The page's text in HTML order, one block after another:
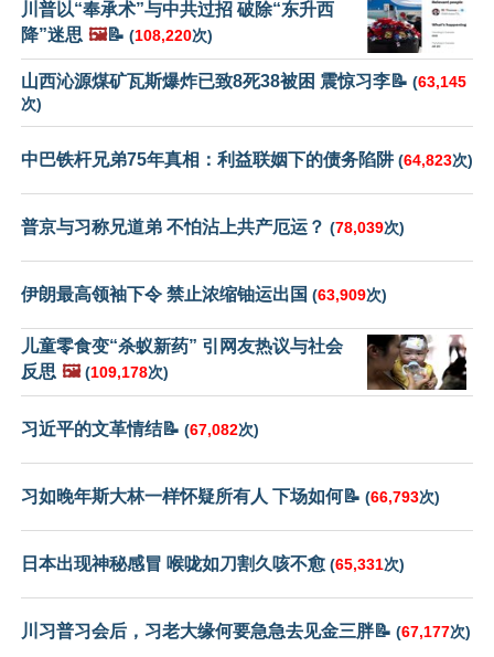
川普以“奉承术”与中共过招 破除“东升西
降”迷思 🖼️📝 (108,220次)
山西沁源煤矿瓦斯爆炸已致8死38被困 震惊习李📝 (63,145
次)
中巴铁杆兄弟75年真相：利益联姻下的债务陷阱(64,823次)
普京与习称兄道弟 不怕沾上共产厄运？ (78,039次)
伊朗最高领袖下令 禁止浓缩铀运出国 (63,909次)
儿童零食变“杀蚁新药” 引网友热议与社会
反思 🖼️ (109,178次)
习近平的文革情结📝 (67,082次)
习如晚年斯大林一样怀疑所有人 下场如何📝 (66,793次)
日本出现神秘感冒 喉咙如刀割久咳不愈 (65,331次)
川习普习会后，习老大缘何要急急去见金三胖📝 (67,177次)